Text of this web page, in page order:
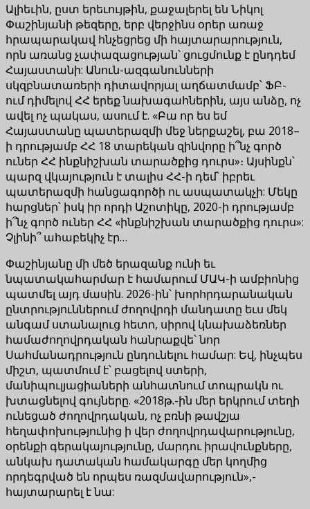
Ալիեւին, ըստ երեւույթին, քաջալերել են Նիկոլ
Փաշինյանի թեզերը, երբ վերջինս օրեր առաջ
հրապարակավ հնչեցրեց մի հայտարարություն,
որն առանց չափազացության՝ ցուցմունք է ընդդեմ
Հայաստանի: Անուն-ազգանունների
սկզբնատառերի դիտավորյալ աղճատմամբ՝ ՖԲ-
ում դիմելով ՀՀ երեք նախագահներին, այս անձը, ոչ
ավել ոչ պակաս, ասում է. «Բա որ ես եմ
Հայաստանը պատերազմի մեջ ներքաշել, բա 2018–
ի դրությամբ ՀՀ 18 տարեկան զինվորը ի՞նչ գործ
ուներ ՀՀ ինքնիշխան տարածքից դուրս»։ Այսինքն՝
պարզ վկայություն է տալիս ՀՀ-ի դեմ՝ իբրեւ
պատերազմի հանցագործի ու ասպատակչի: Մեկը
հարցներ՝ իսկ իր որդի Աշոտիկը, 2020-ի դրությամբ
ի՞նչ գործ ուներ ՀՀ «ինքնիշխան տարածքից դուրս»:
Չլինի՞ ահաբեկիչ էր…
Փաշինյանը մի մեծ երազանք ունի եւ
նպատակահարմար է համարում ՄԱԿ-ի ամբիոնից
պատմել այդ մասին. 2026-ին՝ խորհրդարանական
ընտրություններում ժողովրդի մանդատը եւս մեկ
անգամ ստանալուց հետո, սիրով կնախաձեռներ
համաժողովրդական հանրաքվե՝ նոր
Սահմանադրություն ընդունելու համար: Եվ, ինչպես
միշտ, պատմում է՝ բացելով ստերի,
մանիպուլյացիաների անհատնում տոպրակն ու
խտացնելով գույները. «2018թ.-ին մեր երկրում տեղի
ունեցած ժողովրդական, ոչ բռնի թավշյա
հեղափոխությունից ի վեր ժողովրդավարությունը,
օրենքի գերակայությունը, մարդու իրավունքները,
անկախ դատական համակարգը մեր կողմից
որդեգրված են որպես ռազմավարություն»,-
հայտարարել է նա: